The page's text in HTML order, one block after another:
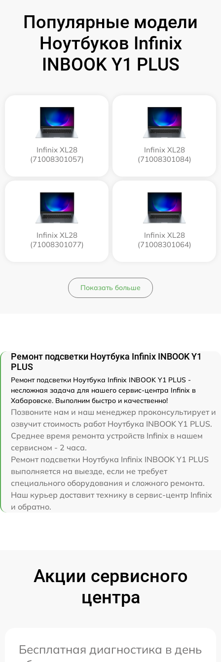
Популярные модели
Ноутбуков Infinix
INBOOK Y1 PLUS
Infinix XL28
(71008301057)
Infinix XL28
(71008301084)
Infinix XL28
(71008301077)
Infinix XL28
(71008301064)
Показать больше
Ремонт подсветки Ноутбука Infinix INBOOK Y1
PLUS
Ремонт подсветки Ноутбука Infinix INBOOK Y1 PLUS -
несложная задача для нашего сервис-центра Infinix в
Хабаровске. Выполним быстро и качественно!
Позвоните нам и наш менеджер проконсультирует и
озвучит стоимость работ Ноутбука INBOOK Y1 PLUS.
Среднее время ремонта устройств Infinix в нашем
сервисном - 2 часа.
Ремонт подсветки Ноутбука Infinix INBOOK Y1 PLUS
выполняется на выезде, если не требует
специального оборудования и сложного ремонта.
Наш курьер доставит технику в сервис-центр Infinix
и обратно.
Акции сервисного
центра
Бесплатная диагностика в день